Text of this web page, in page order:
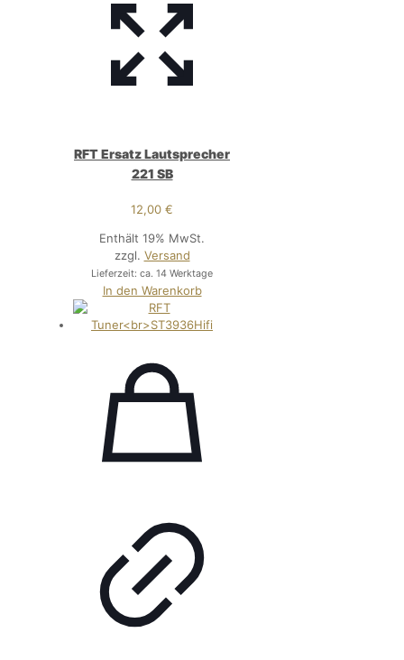
RFT Ersatz Lautsprecher
221 SB
12,00€
Enthält 19% MwSt.
zzgl. Versand
Lieferzeit: ca. 14 Werktage
In den Warenkorb